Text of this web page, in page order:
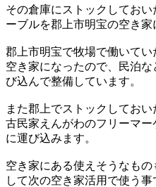
その倉庫にストックしてお
ーブルを郡上市明宝の空き家
郡上市明宝で牧場で働いてい
空き家になったので、民泊
び込んで整備しています。
また郡上でストックしてお
古民家えんがわのフリーマ
に運び込みます。
空き家にある使えそうなも
して次の空き家活用で使う